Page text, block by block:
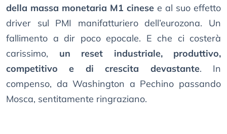
della massa monetaria M1 cinese e al suo effetto
driver sul PMI manifatturiero dell’eurozona. Un
fallimento a dir poco epocale. E che ci costerà
carissimo, un reset industriale, produttivo,
competitivo e di crescita devastante. In
compenso, da Washington a Pechino passando
Mosca, sentitamente ringraziano.